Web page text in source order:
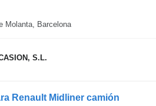
Molanta, Barcelona
S.L.
Renault Midliner camión